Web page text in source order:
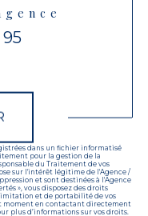
95
dans un fichier informatisé
pour la gestion de la
du Traitement de vos
sur l'intérêt légitime de l'Agence /
et sont destinées à l'Agence
», vous disposez des droits
limitation et de portabilité de vos
moment en contactant directement
plus d’informations sur vos droits.